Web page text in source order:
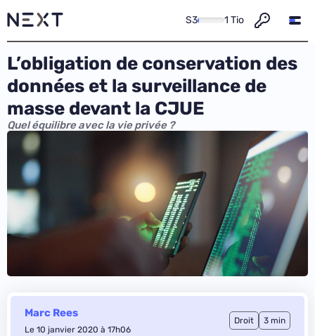
S3 1 Tio
L’obligation de conservation des
données et la surveillance de
masse devant la CJUE
Quel équilibre avec la vie privée ?
Marc Rees
Le 10 janvier 2020 à 17h06
Droit 3 min